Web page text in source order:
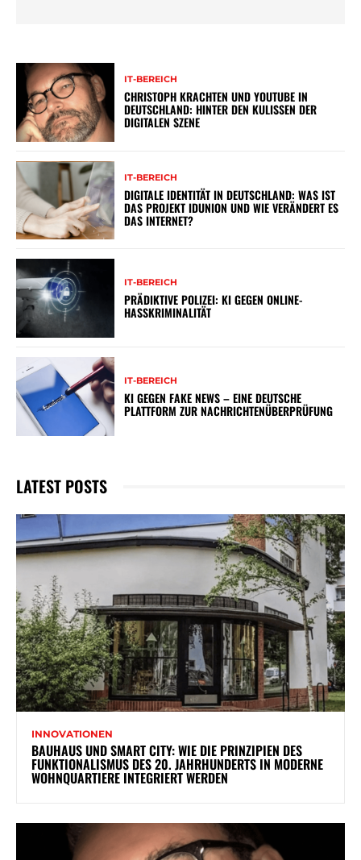
IT-BEREICH
CHRISTOPH KRACHTEN UND YOUTUBE IN
DEUTSCHLAND: HINTER DEN KULISSEN DER
DIGITALEN SZENE
IT-BEREICH
DIGITALE IDENTITÄT IN DEUTSCHLAND: WAS IST
DAS PROJEKT IDUNION UND WIE VERÄNDERT ES
DAS INTERNET?
IT-BEREICH
PRÄDIKTIVE POLIZEI: KI GEGEN ONLINE-
HASSKRIMINALITÄT
IT-BEREICH
KI GEGEN FAKE NEWS – EINE DEUTSCHE
PLATTFORM ZUR NACHRICHTENÜBERPRÜFUNG
LATEST POSTS
INNOVATIONEN
BAUHAUS UND SMART CITY: WIE DIE PRINZIPIEN DES
FUNKTIONALISMUS DES 20. JAHRHUNDERTS IN MODERNE
WOHNQUARTIERE INTEGRIERT WERDEN